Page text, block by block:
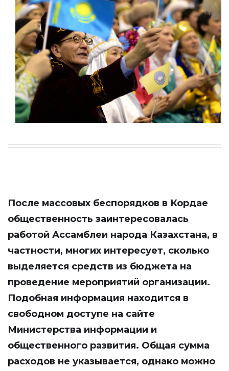
После массовых беспорядков в Кордае
общественность заинтересовалась
работой Ассамблеи народа Казахстана, в
частности, многих интересует, сколько
выделяется средств из бюджета на
проведение мероприятий организации.
Подобная информация находится в
свободном доступе на сайте
Министерства информации и
общественного развития. Общая сумма
расходов не указывается, однако можно